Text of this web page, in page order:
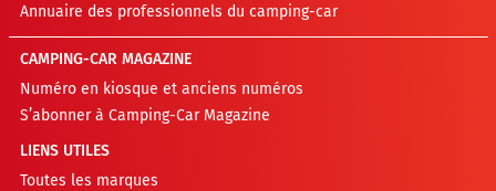
Annuaire des professionnels du camping-car
CAMPING-CAR MAGAZINE
Numéro en kiosque et anciens numéros
S’abonner à Camping-Car Magazine
LIENS UTILES
Toutes les marques